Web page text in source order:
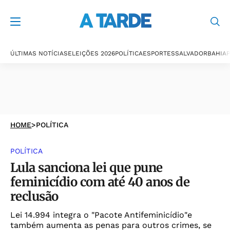
ÚLTIMAS NOTÍCIASELEIÇÕES 2026POLÍTICAESPORTESSALVADORBAHIA
HOME>POLÍTICA
POLÍTICA
Lula sanciona lei que pune
feminicídio com até 40 anos de
reclusão
Lei 14.994 integra o "Pacote Antifeminicídio"e
também aumenta as penas para outros crimes, se